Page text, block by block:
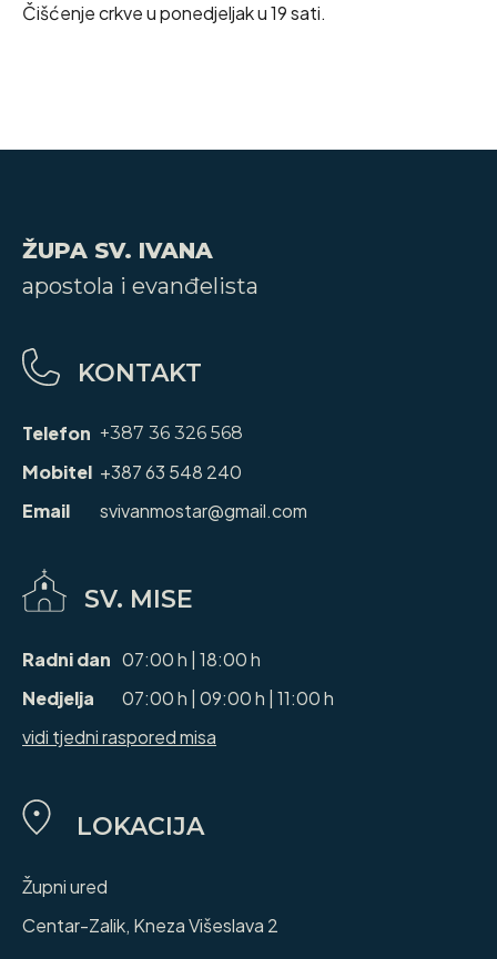
Čišćenje crkve u ponedjeljak u 19 sati.
ŽUPA SV. IVANA
apostola i evanđelista
KONTAKT
Telefon +387 36 326 568
Mobitel +387 63 548 240
Email
svivanmostar@gmail.com
SV. MISE
Radni dan 07:00 h | 18:00 h
Nedjelja
07:00 h | 09:00 h | 11:00 h
vidi tjedni raspored misa
LOKACIJA
Župni ured
Centar-Zalik, Kneza Višeslava 2